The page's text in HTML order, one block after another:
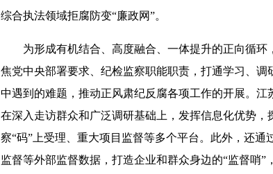
综合执法领域拒腐防变“廉政网”。
为形成有机结合、高度融合、一体提升的正向循环
焦党中央部署要求、纪检监察职能职责，打通学习、
中遇到的难题，推动正风肃纪反腐各项工作的开展。江
在深入走访群众和广泛调研基础上，发挥信息化优势
察“码”上受理、重大项目监督等多个平台。此外，还
监督等外部监督数据，打造企业和群众身边的“监督哨”